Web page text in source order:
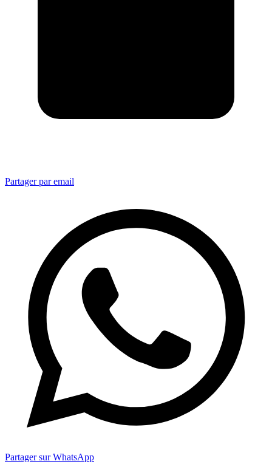
Partager par email
Partager sur WhatsApp